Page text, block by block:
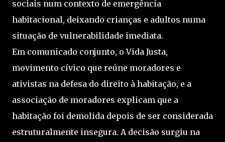
sociais num contexto de emergência
habitacional, deixando crianças e adultos numa
situação de vulnerabilidade imediata.
Em comunicado conjunto, o Vida Justa,
movimento cívico que reúne moradores e
ativistas na defesa do direito à habitação, e a
associação de moradores explicam que a
habitação foi demolida depois de ser considerada
estruturalmente insegura. A decisão surgiu na